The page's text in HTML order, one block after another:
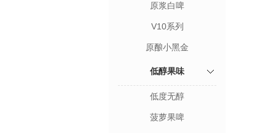
原浆白啤
V10系列
原酿小黑金
低醇果味
低度无醇
菠萝果啤